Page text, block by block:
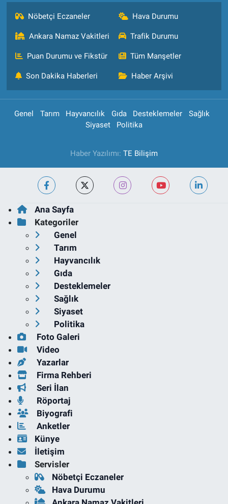
Nöbetçi Eczaneler Hava Durumu
Ankara Namaz Vakitleri Trafik Durumu
Puan Durumu ve Fikstür Tüm Manşetler
Son Dakika Haberleri Haber Arşivi
Genel Tarım Hayvancılık Gıda Desteklemeler
Sağlık
Siyaset
Politika
Haber Yazılımı: TE Bilişim
Ana Sayfa
Kategoriler
Genel
Tarım
Hayvancılık
Gıda
Desteklemeler
Sağlık
Siyaset
Politika
Foto Galeri
Video
Yazarlar
Firma Rehberi
Seri İlan
Röportaj
Biyografi
Anketler
Künye
İletişim
Servisler
Nöbetçi Eczaneler
Hava Durumu